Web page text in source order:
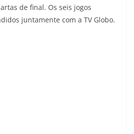
de final. Os seis jogos
juntamente com a TV Globo.